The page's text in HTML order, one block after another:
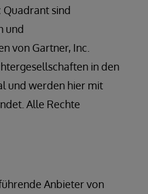
Quadrant sind
und
von Gartner, Inc.
in den
und werden hier mit
Alle Rechte
Anbieter von